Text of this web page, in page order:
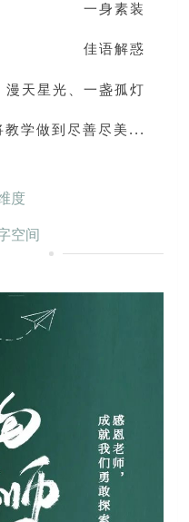
一身素装
佳语解惑
漫天星光、一盏孤灯
教学做到尽善尽美 ...
度
空间